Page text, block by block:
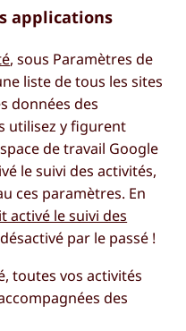
applications
, sous Paramètres de
liste de tous les sites
données des
utilisez y figurent
de travail Google
le suivi des activités,
ces paramètres. En
activé le suivi des
par le passé !
, toutes vos activités
des